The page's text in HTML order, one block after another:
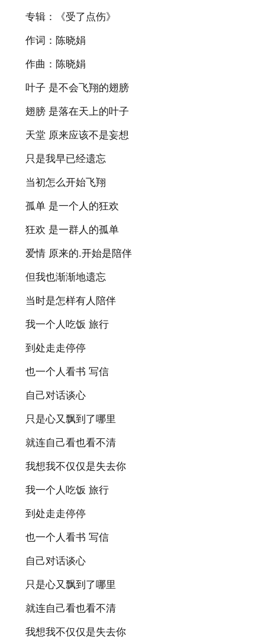
专辑：《受了点伤》
作词：陈晓娟
作曲：陈晓娟
叶子 是不会飞翔的翅膀
翅膀 是落在天上的叶子
天堂 原来应该不是妄想
只是我早已经遗忘
当初怎么开始飞翔
孤单 是一个人的狂欢
狂欢 是一群人的孤单
爱情 原来的.开始是陪伴
但我也渐渐地遗忘
当时是怎样有人陪伴
我一个人吃饭 旅行
到处走走停停
也一个人看书 写信
自己对话谈心
只是心又飘到了哪里
就连自己看也看不清
我想我不仅仅是失去你
我一个人吃饭 旅行
到处走走停停
也一个人看书 写信
自己对话谈心
只是心又飘到了哪里
就连自己看也看不清
我想我不仅仅是失去你